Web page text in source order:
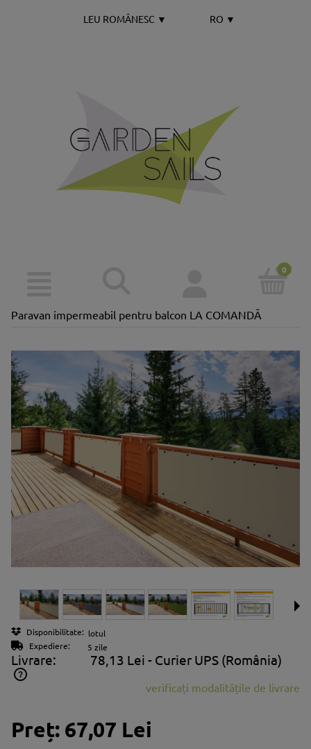
LEU ROMÂNESC ▼ RO ▼
Paravan impermeabil pentru balcon LA COMANDĂ
Disponibilitate: lotul
Expediere:
5 zile
Livrare: 78,13 Lei - Curier UPS (România)
Prețul nu include eventualele costuri aferente plăților
verificați modalitățile de livrare
Preț: 67,07 Lei